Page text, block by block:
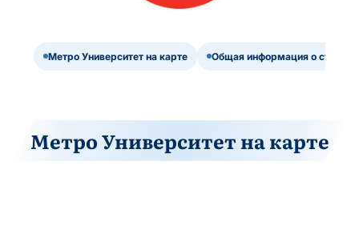
Метро Университет на карте Общая информация о станции
Метро Университет на карте